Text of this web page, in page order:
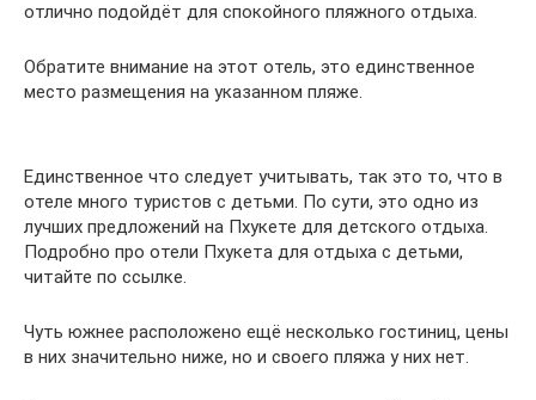
отлично подойдёт для спокойного пляжного отдыха.
Обратите внимание на этот отель, это единственное
место размещения на указанном пляже.
Единственное что следует учитывать, так это то, что в
отеле много туристов с детьми. По сути, это одно из
лучших предложений на Пхукете для детского отдыха.
Подробно про отели Пхукета для отдыха с детьми,
читайте по ссылке.
Чуть южнее расположено ещё несколько гостиниц, цены
в них значительно ниже, но и своего пляжа у них нет.